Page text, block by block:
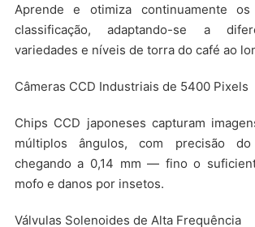
Aprende e otimiza continuamente
classificação, adaptando-se a
variedades e níveis de torra do café ao
Câmeras CCD Industriais de 5400 Pixels
Chips CCD japoneses capturam
múltiplos ângulos, com precisão
chegando a 0,14 mm — fino o
mofo e danos por insetos.
Válvulas Solenoides de Alta Frequência